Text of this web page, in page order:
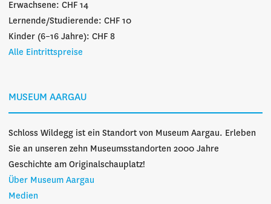
Erwachsene: CHF 14
Lernende/Studierende: CHF 10
Kinder (6–16 Jahre): CHF 8
Alle Eintrittspreise
MUSEUM AARGAU
Schloss Wildegg ist ein Standort von Museum Aargau. Erleben
Sie an unseren zehn Museumsstandorten 2000 Jahre
Geschichte am Originalschauplatz!
Über Museum Aargau
Medien